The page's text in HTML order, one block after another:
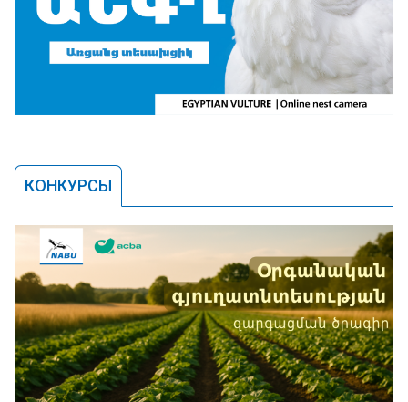
КОНКУРСЫ